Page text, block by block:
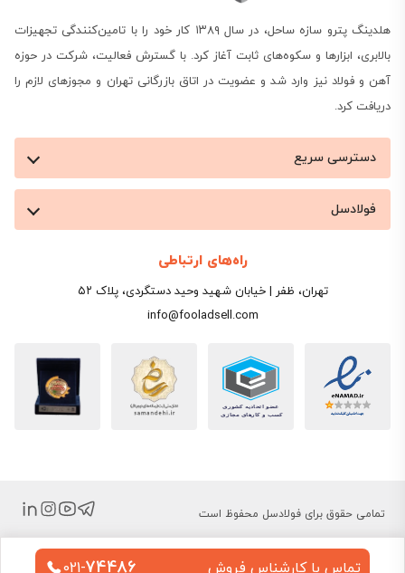
هلدینگ پترو سازه ساحل، در سال ۱۳۸۹ کار خود را با تامین‌کنندگی تجهیزات
بالابری، ابزارها و سکوه‌های ثابت آغاز کرد. با گسترش فعالیت، شرکت در حوزه
آهن و فولاد نیز وارد شد و عضویت در اتاق بازرگانی تهران و مجوزهای لازم را
دریافت کرد.
دسترسی سریع
فولادسل
راه‌های ارتباطی
تهران، ظفر | خیابان شهید وحید دستگردی، پلاک ۵۲
info@fooladsell.com
تمامی حقوق برای فولادسل محفوظ است
تماس با کارشناس فروش 021-74486